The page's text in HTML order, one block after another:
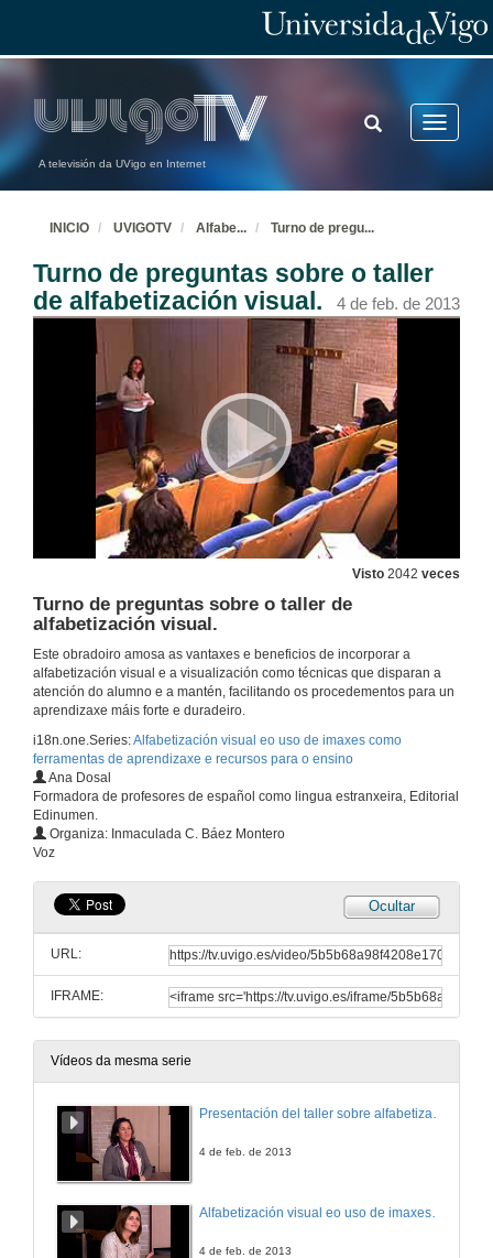
A televisión da UVigo en Internet
Toggle
TOGGLE
SEARCH
INICIO UVIGOTV Alfabe... Turno de pregu...
Turno de preguntas sobre o taller
de alfabetización visual.
4 de feb. de 2013
Visto 2042 veces
Turno de preguntas sobre o taller de
alfabetización visual.
Este obradoiro amosa as vantaxes e beneficios de incorporar a
alfabetización visual e a visualización como técnicas que disparan a
atención do alumno e a mantén, facilitando os procedementos para un
aprendizaxe máis forte e duradeiro.
i18n.one.Series:Alfabetización visual eo uso de imaxes como
ferramentas de aprendizaxe e recursos para o ensino
Ana Dosal
Formadora de profesores de español como lingua estranxeira, Editorial
Edinumen.
Organiza: Inmaculada C. Báez Montero
Voz
Ocultar
URL:
IFRAME:
Vídeos da mesma serie
Presentación del taller sobre alfabetización visual.
4 de feb. de 2013
4 de feb. de 2013